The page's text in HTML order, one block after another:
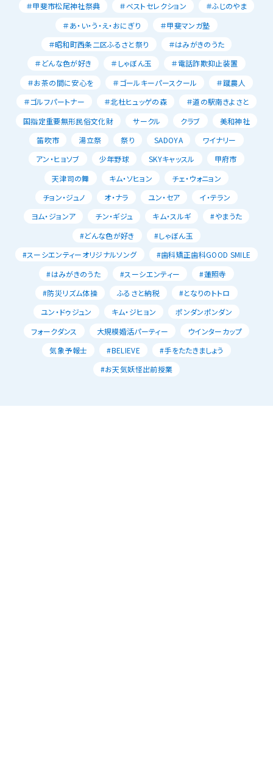
＃甲斐市松尾神社祭典
＃ベストセレクション
＃ふじのやま
＃あ・い・う・え・おにぎり
＃甲斐マンガ塾
＃昭和町西条二区ふるさと祭り
＃はみがきのうた
＃どんな色が好き
＃しゃぼん玉
＃電話詐欺抑止装置
＃お茶の間に安心を
＃ゴールキーパースクール
＃蹴農人
＃ゴルフパートナー
＃北杜ヒュッゲの森
＃道の駅南きよさと
国指定重要無形民俗文化財
サークル クラブ
美和神社
笛吹市
湯立祭 祭り SADOYA
ワイナリー
アン・ヒョソブ
少年野球 SKYキャッスル
甲府市
天津司の舞
キム・ソヒョン
チェ・ウォニョン
チョン・ジュノ
オ・ナラ ユン・セア
イ・テラン
ヨム・ジョンア
チン・ギジュ キム・スルギ
#やまうた
#どんな色が好き
#しゃぼん玉
#スーシエンティーオリジナルソング
#歯科矯正歯科GOOD SMILE
#はみがきのうた
#スーシエンティー
#蓮照寺
#防災リズム体操
ふるさと納税
#となりのトトロ
ユン・ドゥジュン
キム・ジヒョン
ポンダンポンダン
フォークダンス
大規模婚活パーティー
ウインターカップ
気象予報士
#BELIEVE
#手をたたきましょう
#お天気妖怪出前授業